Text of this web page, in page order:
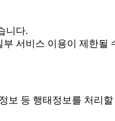
니다.
서비스 이용이 제한될
등 행태정보를 처리